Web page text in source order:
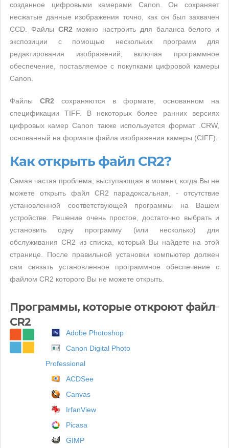
созданное цифровыми камерами Canon. Он сохраняет
несжатые данные изображения точно, как он был захвачен
CCD. Файлы CR2 можно настроить для баланса белого и
экспозиции с помощью нескольких программ для
редактирования изображений, включая программное
обеспечение, поставляемое с покупками цифровой камеры
Canon.
Файлы CR2 сохраняются в формате, основанном на
спецификации TIFF. В некоторых более ранних версиях
цифровых камер Canon также используется формат .CRW,
основанный на формате файла изображения камеры (CIFF).
Как открыть файл CR2?
Самая частая проблема, выступающая в момент, когда Вы не
можете открыть файл CR2 парадоксальная, - отсутствие
установленной соответствующей программы на Вашем
устройстве. Решение очень простое, достаточно выбрать и
установить одну программу (или несколько) для
обслуживания CR2 из списка, который Вы найдете на этой
странице. После правильной установки компьютер должен
сам связать установленное программное обеспечение с
файлом CR2 которого Вы не можете открыть.
Программы, которые откроют файл
CR2
Adobe Photoshop
Canon Digital Photo
Professional
ACDSee
Canvas
IrfanView
Picasa
GIMP